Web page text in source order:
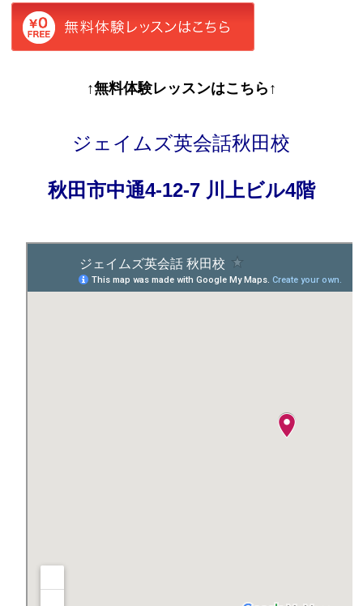
↑無料体験レッスンはこちら↑
ジェイムズ英会話秋田校
秋田市中通4-12-7 川上ビル4階